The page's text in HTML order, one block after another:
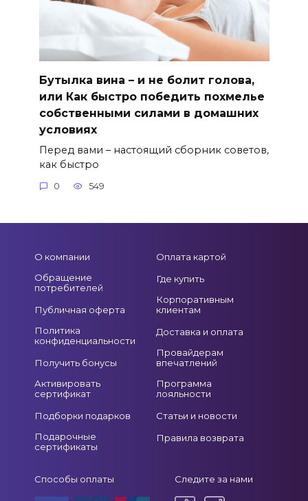
Бутылка вина – и не болит голова,
или Как быстро победить похмелье
собственными силами в домашних
условиях
Перед вами – настоящий сборник советов,
как быстро
0 549
О компании
Обращение
потребителей
Публичная оферта
Политика
конфиденциальности
Получить бонусы
Активировать
сертификат
Подборки подарков
Подарочные
сертификаты
Оплата картой
Где купить
Корпоративным
клиентам
Доставка и оплата
Провайдерам
впечатлений
Программа
лояльности
Статьи и новости
Правила возврата
Способы оплаты Следите за нами